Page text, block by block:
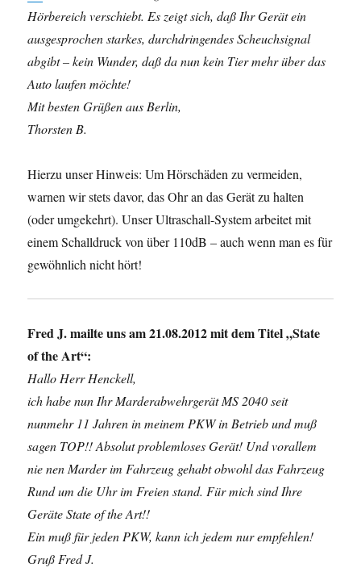
Hörbereich verschiebt. Es zeigt sich, daß Ihr Gerät ein
ausgesprochen starkes, durchdringendes Scheuchsignal
abgibt – kein Wunder, daß da nun kein Tier mehr über das
Auto laufen möchte!
Mit besten Grüßen aus Berlin,
Thorsten B.
Hierzu unser Hinweis: Um Hörschäden zu vermeiden,
warnen wir stets davor, das Ohr an das Gerät zu halten
(oder umgekehrt). Unser Ultraschall-System arbeitet mit
einem Schalldruck von über 110dB – auch wenn man es für
gewöhnlich nicht hört!
Fred J. mailte uns am 21.08.2012 mit dem Titel „State
of the Art“:
Hallo Herr Henckell,
ich habe nun Ihr Marderabwehrgerät MS 2040 seit
nunmehr 11 Jahren in meinem PKW in Betrieb und muß
sagen TOP!! Absolut problemloses Gerät! Und vorallem
nie nen Marder im Fahrzeug gehabt obwohl das Fahrzeug
Rund um die Uhr im Freien stand. Für mich sind Ihre
Geräte State of the Art!!
Ein muß für jeden PKW, kann ich jedem nur empfehlen!
Gruß Fred J.